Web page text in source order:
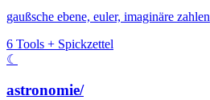
gaußsche ebene, euler, imaginäre zahlen
6 Tools + Spickzettel
☾
astronomie/